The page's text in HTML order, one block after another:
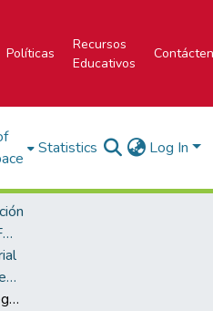
Políticas
Recursos
Educativos
Statistics Log In
Biblioteca José Figueres Ferrer
Licenciatura en Ingeniería en Diseño Industrial
Diseño de un plan estratégico de productos de comunicación visual para mejorar la estrategia comunicacional entre la carrera de Ingeniería en Diseño Industrial del Tecnológico de Costa Rica (TEC) y el sector empresarial